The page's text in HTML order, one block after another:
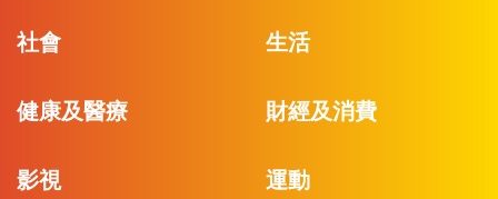
社會 生活
健康及醫療 財經及消費
影視 運動